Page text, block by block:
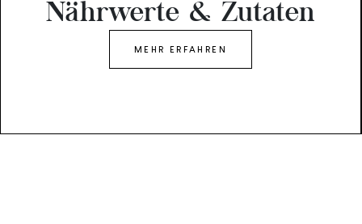
Nährwerte & Zutaten
MEHR ERFAHREN